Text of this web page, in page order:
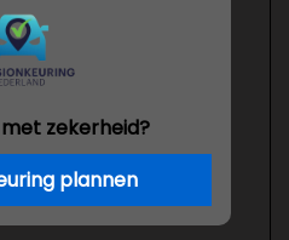
zekerheid?
plannen